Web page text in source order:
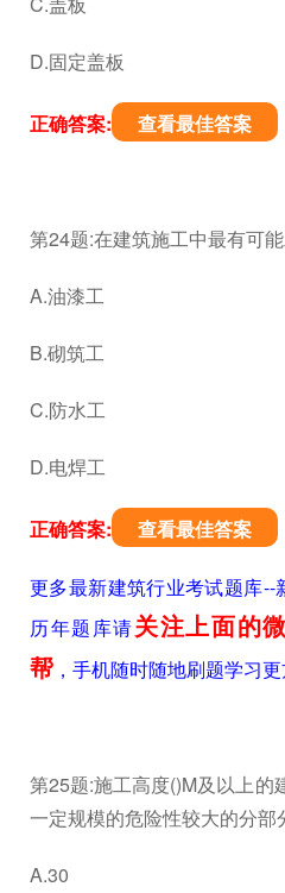
D.固定盖板
正确答案: 查看最佳答案
第24题:在建筑施工中最有可
A.油漆工
B.砌筑工
C.防水工
D.电焊工
正确答案: 查看最佳答案
更多最新建筑行业考试题库
历年题库请关注上面的
帮 ，手机随时随地刷题学习更
第25题:施工高度()M及以上的
一定规模的危险性较大的分部
A.30